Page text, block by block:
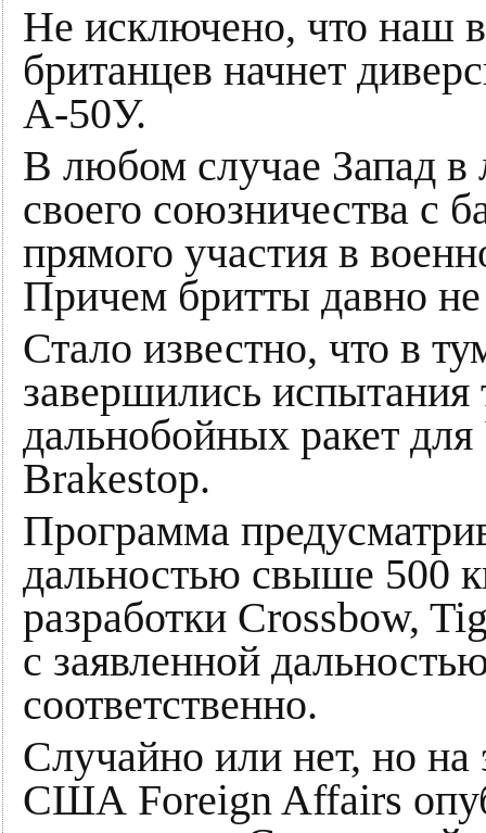
Не исключено, что наш
британцев начнет
А-50У.
В любом случае Запад в
своего союзничества с
прямого участия в
Причем бритты давно
Стало известно, что в
завершились испытания
дальнобойных ракет
Brakestop.
Программа
дальностью свыше 500
разработки Crossbow,
с заявленной
соответственно.
Случайно или нет, но на
США Foreign Affairs